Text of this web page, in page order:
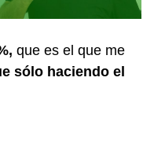
que es el que me
sólo haciendo el